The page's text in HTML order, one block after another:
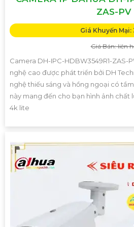
ZAS-PV
Giá Khuyến Mại:
Giá Bán: liên
Camera DH-IPC-HDBW3549R1-ZAS-
nghệ cao được phát triển bởi DH
nghệ thiếu sáng và hồng ngoại có
này mang đến cho bạn hình ảnh chất
4k lite